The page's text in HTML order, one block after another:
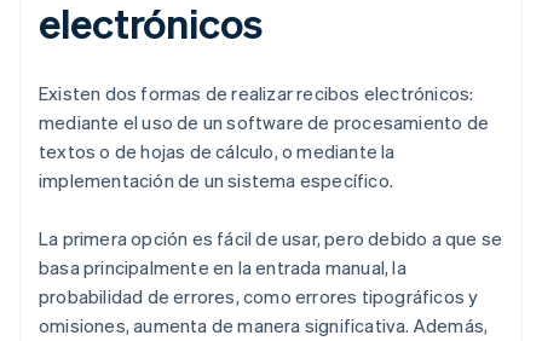
electrónicos
Existen dos formas de realizar recibos electrónicos:
mediante el uso de un software de procesamiento de
textos o de hojas de cálculo, o mediante la
implementación de un sistema específico.
La primera opción es fácil de usar, pero debido a que se
basa principalmente en la entrada manual, la
probabilidad de errores, como errores tipográficos y
omisiones, aumenta de manera significativa. Además,